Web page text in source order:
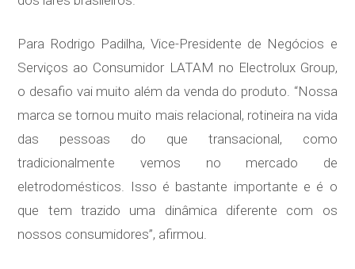
Para Rodrigo Padilha, Vice-Presidente de Negócios e
Serviços ao Consumidor LATAM no Electrolux Group,
o desafio vai muito além da venda do produto. “Nossa
marca se tornou muito mais relacional, rotineira na vida
das pessoas do que transacional, como
tradicionalmente vemos no mercado de
eletrodomésticos. Isso é bastante importante e é o
que tem trazido uma dinâmica diferente com os
nossos consumidores”, afirmou.